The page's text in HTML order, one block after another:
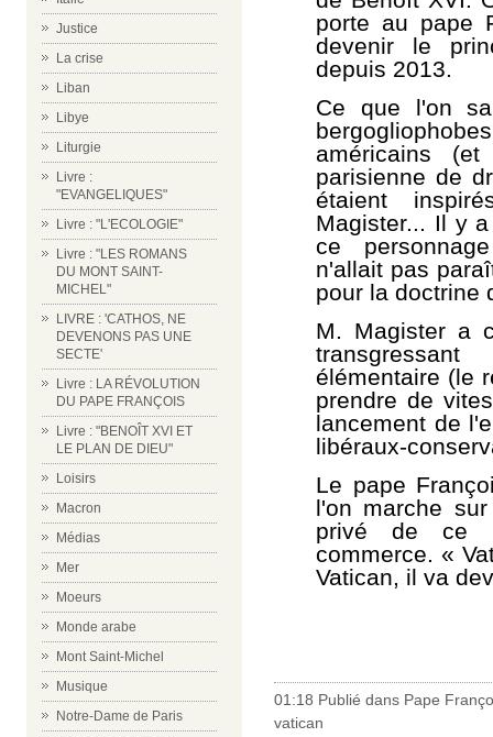
Justice
La crise
Liban
Libye
Liturgie
Livre :
"EVANGELIQUES"
Livre : "L'ECOLOGIE"
Livre : "LES ROMANS
DU MONT SAINT-
MICHEL"
LIVRE : 'CATHOS, NE
DEVENONS PAS UNE
SECTE'
Livre : LA RÉVOLUTION
DU PAPE FRANÇOIS
Livre : "BENOÎT XVI ET
LE PLAN DE DIEU"
Loisirs
Macron
Médias
Mer
Moeurs
Monde arabe
Mont Saint-Michel
Musique
Notre-Dame de Paris
porte au pape
devenir le
depuis 2013.
Ce que l'on
américains
parisienne de
étaient
Magister... Il y
ce
n'allait pas
pour la doctrine
M. Magister a
élémentaire (le
prendre de
lancement de
libéraux-
Le pape
l'on marche
privé de ce
commerce. «
Vatican, il va
01:18 Publié dans Pape
vatican